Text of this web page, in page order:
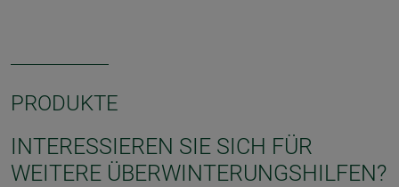
PRODUKTE
INTERESSIEREN SIE SICH FÜR
WEITERE ÜBERWINTERUNGSHILFEN?